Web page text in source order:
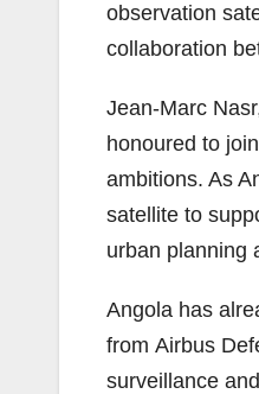
observation
collaboration
Jean-Marc
honoured to
ambitions. As
satellite to
urban planning
Angola has
from Airbus
surveillance